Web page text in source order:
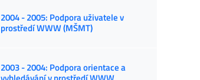
2004 - 2005: Podpora uživatele v
prostředí WWW (MŠMT)
2003 - 2004: Podpora orientace a